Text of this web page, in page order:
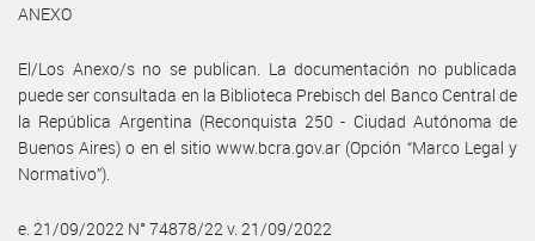
ANEXO
El/Los Anexo/s no se publican. La documentación no publicada
puede ser consultada en la Biblioteca Prebisch del Banco Central de
la República Argentina (Reconquista 250 - Ciudad Autónoma de
Buenos Aires) o en el sitio www.bcra.gov.ar (Opción “Marco Legal y
Normativo”).
e. 21/09/2022 N° 74878/22 v. 21/09/2022